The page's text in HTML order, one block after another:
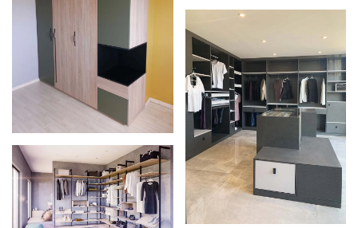
Zoom
Zoom